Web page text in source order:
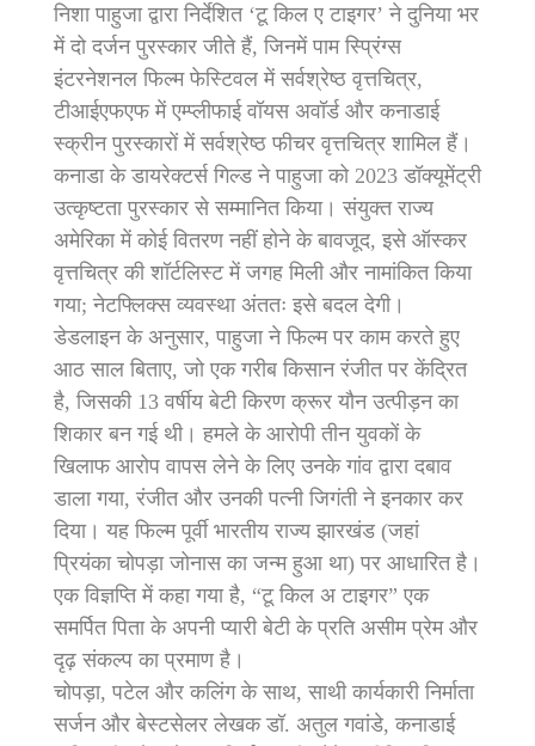
निशा पाहुजा द्वारा निर्देशित ‘टू किल ए टाइगर’ ने दुनिया भर
में दो दर्जन पुरस्कार जीते हैं, जिनमें पाम स्प्रिंग्स
इंटरनेशनल फिल्म फेस्टिवल में सर्वश्रेष्ठ वृत्तचित्र,
टीआईएफएफ में एम्प्लीफाई वॉयस अवॉर्ड और कनाडाई
स्क्रीन पुरस्कारों में सर्वश्रेष्ठ फीचर वृत्तचित्र शामिल हैं।
कनाडा के डायरेक्टर्स गिल्ड ने पाहुजा को 2023 डॉक्यूमेंट्री
उत्कृष्टता पुरस्कार से सम्मानित किया। संयुक्त राज्य
अमेरिका में कोई वितरण नहीं होने के बावजूद, इसे ऑस्कर
वृत्तचित्र की शॉर्टलिस्ट में जगह मिली और नामांकित किया
गया; नेटफ्लिक्स व्यवस्था अंततः इसे बदल देगी।
डेडलाइन के अनुसार, पाहुजा ने फिल्म पर काम करते हुए
आठ साल बिताए, जो एक गरीब किसान रंजीत पर केंद्रित
है, जिसकी 13 वर्षीय बेटी किरण क्रूर यौन उत्पीड़न का
शिकार बन गई थी। हमले के आरोपी तीन युवकों के
खिलाफ आरोप वापस लेने के लिए उनके गांव द्वारा दबाव
डाला गया, रंजीत और उनकी पत्नी जिगंती ने इनकार कर
दिया। यह फिल्म पूर्वी भारतीय राज्य झारखंड (जहां
प्रियंका चोपड़ा जोनास का जन्म हुआ था) पर आधारित है।
एक विज्ञप्ति में कहा गया है, “टू किल अ टाइगर” एक
समर्पित पिता के अपनी प्यारी बेटी के प्रति असीम प्रेम और
दृढ़ संकल्प का प्रमाण है।
चोपड़ा, पटेल और कलिंग के साथ, साथी कार्यकारी निर्माता
सर्जन और बेस्टसेलर लेखक डॉ. अतुल गवांडे, कनाडाई